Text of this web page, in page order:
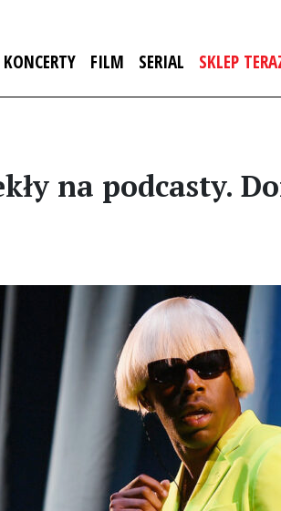
KONCERTY FILM SERIAL SKLEP
na podcasty.